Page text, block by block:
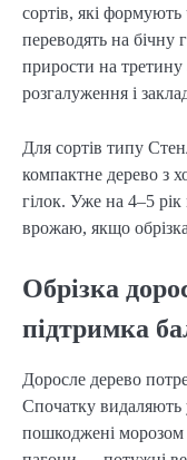
сортів, які
переводять на бічну
прирости на
розгалуження і
Для сортів типу
компактне дерево з
гілок. Уже на 4–5
врожаю, якщо
Обрізка
підтримка
Доросле дерево
Спочатку видаляють
пошкоджені морозом